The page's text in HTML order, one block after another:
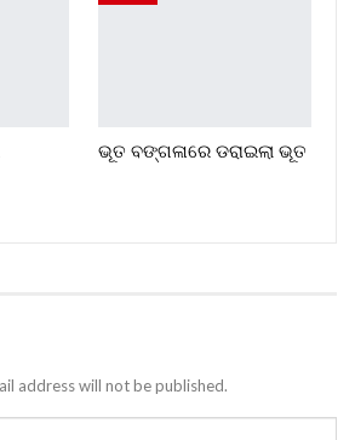
ଭୂତ ବଙ୍ଗଳାରେ ଡରାଇଲା ଭୂତ
address will not be published.